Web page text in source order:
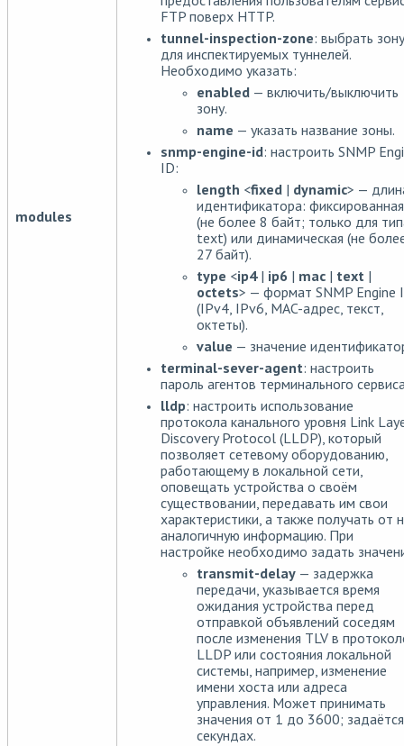
modules
FTP поверх HTTP.
tunnel-inspection-zone: выбрать зону
для инспектируемых туннелей.
Необходимо указать:
enabled — включить/выключить
зону.
name — указать название зоны.
snmp-engine-id: настроить SNMP
ID:
length <fixed | dynamic> —
идентификатора: фиксированная
(не более 8 байт; только для
text) или динамическая (не
27 байт).
type <ip4| ip6 | mac | text |
octets> — формат SNMP Engine
(IPv4, IPv6, MAC-адрес, текст,
октеты).
value — значение
terminal-sever-agent: настроить
пароль агентов терминального
lldp: настроить использование
протокола канального уровня Link
Discovery Protocol (LLDP), который
позволяет сетевому оборудованию,
работающему в локальной сети,
оповещать устройства о своём
существовании, передавать им свои
характеристики, а также получать от
аналогичную информацию. При
настройке необходимо задать
transmit-delay — задержка
передачи, указывается время
ожидания устройства перед
отправкой объявлений соседям
после изменения TLV в
LLDP или состояния локальной
системы, например, изменение
имени хоста или адреса
управления. Может принимать
значения от 1 до 3600;
секундах.